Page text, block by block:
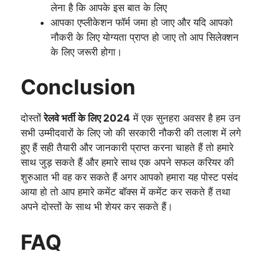
लेना है कि आपके इस बात के लिए
आपका एप्लीकेशन फॉर्म जमा हो जाए और यदि आपको
नौकरी के लिए योग्यता प्राप्त हो जाए तो आप सिलेक्शन
के लिए जरूरी होगा।
Conclusion
दोस्तोंरेलवे भर्ती के लिए 2024 में एक सुनहरा अवसर है हम उन
सभी उम्मीदवारों के लिए जो की सरकारी नौकरी की तलाश में लगे
हुए हैं सही तैयारी और जानकारी प्राप्त करना चाहते हैं तो हमारे
साथ जुड़ सकते हैं और हमारे साथ एक अपने सफल करियर की
शुरुआत भी वह कर सकते हैं अगर आपको हमारा यह पोस्ट पसंद
आया हो तो आप हमारे कमेंट बॉक्स में कमेंट कर सकते हैं तथा
अपने दोस्तों के साथ भी शेयर कर सकते हैं।
FAQ